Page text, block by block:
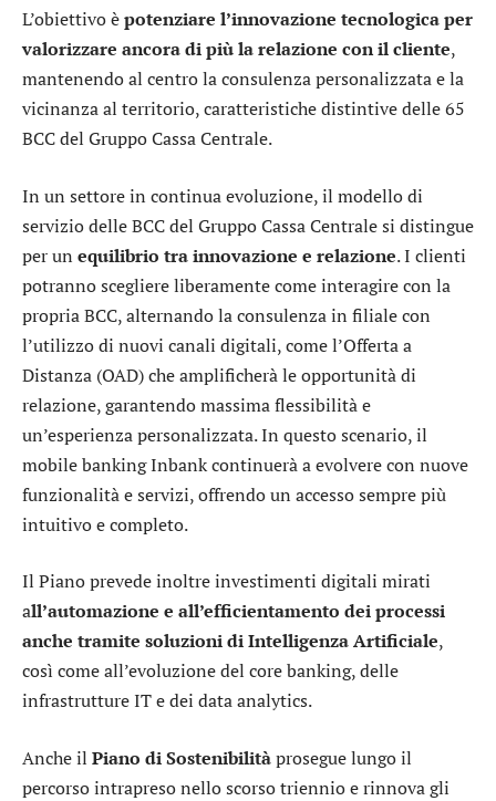
L’obiettivo èpotenziare l’innovazione tecnologica per
valorizzare ancora di più la relazione con il cliente,
mantenendo al centro la consulenza personalizzata e la
vicinanza al territorio, caratteristiche distintive delle 65
BCC del Gruppo Cassa Centrale.
In un settore in continua evoluzione, il modello di
servizio delle BCC del Gruppo Cassa Centrale si distingue
per un equilibrio tra innovazione e relazione. I clienti
potranno scegliere liberamente come interagire con la
propria BCC, alternando la consulenza in filiale con
l’utilizzo di nuovi canali digitali, come l’Offerta a
Distanza (OAD) che amplificherà le opportunità di
relazione, garantendo massima flessibilità e
un’esperienza personalizzata. In questo scenario, il
mobile banking Inbank continuerà a evolvere con nuove
funzionalità e servizi, offrendo un accesso sempre più
intuitivo e completo.
Il Piano prevede inoltre investimenti digitali mirati
all’automazione e all’efficientamento dei processi
anche tramite soluzioni di Intelligenza Artificiale,
così come all’evoluzione del core banking, delle
infrastrutture IT e dei data analytics.
Anche il Piano di Sostenibilitàprosegue lungo il
percorso intrapreso nello scorso triennio e rinnova gli